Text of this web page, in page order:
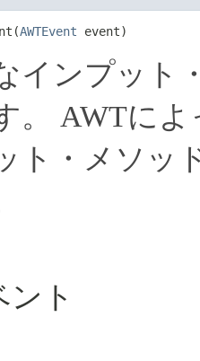
AWTEvent event)
インプット
。
AWTに
ト・メソッ
ント